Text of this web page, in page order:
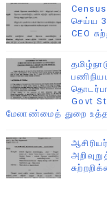
செய்ய 3
CEO
Govt
மேலாண்மைத் துறை